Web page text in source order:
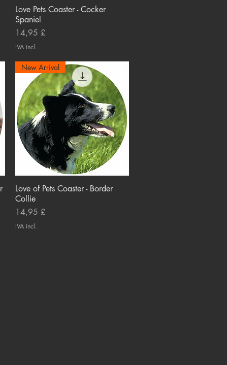
Visualização rápida
Love Pets Coaster - Cocker
Spaniel
Preço
14,95 £
IVA incl.
Visualização rápida
New Arrival
Love of Pets Coaster - Border
Collie
Preço
14,95 £
IVA incl.